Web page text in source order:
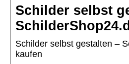
Schilder selbst
Schilder selbst gestalten –
kaufen